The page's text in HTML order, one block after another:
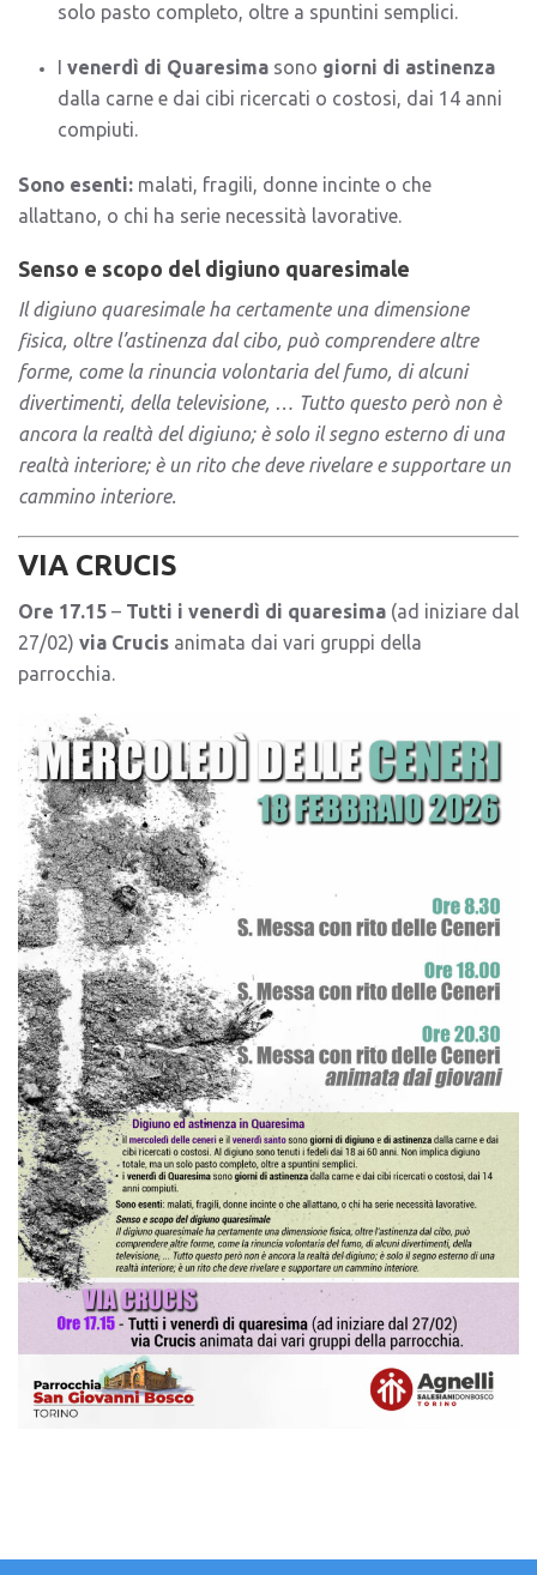
solo pasto completo, oltre a spuntini semplici.
I venerdì di Quaresimasono giorni di astinenza
dalla carne e dai cibi ricercati o costosi, dai 14 anni
compiuti.
Sono esenti: malati, fragili, donne incinte o che
allattano, o chi ha serie necessità lavorative.
Senso e scopo del digiuno quaresimale
Il digiuno quaresimale ha certamente una dimensione
fisica, oltre l’astinenza dal cibo, può comprendere altre
forme, come la rinuncia volontaria del fumo, di alcuni
divertimenti, della televisione, … Tutto questo però non è
ancora la realtà del digiuno; è solo il segno esterno di una
realtà interiore; è un rito che deve rivelare e supportare un
cammino interiore.
VIA CRUCIS
Ore 17.15 – Tutti i venerdì di quaresima (ad iniziare dal
27/02) via Crucis animata dai vari gruppi della
parrocchia.